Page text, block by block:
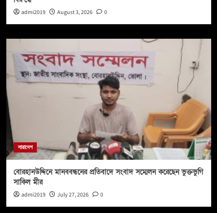
admi2019 August 3, 2026 0
সারাদেশ
বোরহানউদ্দিনে মানববন্ধনের প্রতিবাদে সংবাদ সম্মেলন করেছেন ভুক্তভুগি
সাকিল মীর
admi2019 July 27, 2026 0